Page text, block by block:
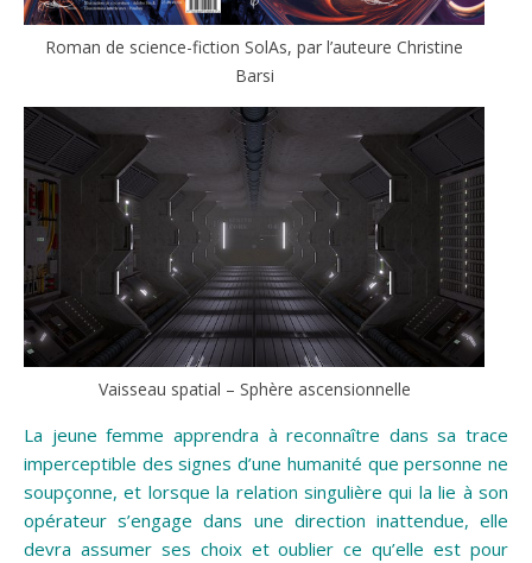
Roman de science-fiction SolAs, par l’auteure Christine
Barsi
Vaisseau spatial – Sphère ascensionnelle
La jeune femme apprendra à reconnaître dans sa trace
imperceptible des signes d’une humanité que personne ne
soupçonne, et lorsque la relation singulière qui la lie à son
opérateur s’engage dans une direction inattendue, elle
devra assumer ses choix et oublier ce qu’elle est pour